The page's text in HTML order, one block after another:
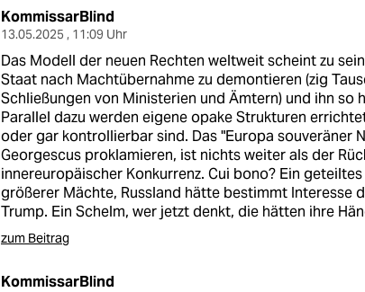
KommissarBlind
13.05.2025 , 11:09 Uhr
Das Modell der neuen Rechten weltweit scheint zu
Staat nach Machtübernahme zu demontieren (zig
Schließungen von Ministerien und Ämtern) und ihn so
Parallel dazu werden eigene opake Strukturen
oder gar kontrollierbar sind. Das "Europa souveräner
Georgescus proklamieren, ist nichts weiter als der
innereuropäischer Konkurrenz. Cui bono? Ein
größerer Mächte, Russland hätte bestimmt Interesse
Trump. Ein Schelm, wer jetzt denkt, die hätten ihre
zum Beitrag
KommissarBlind